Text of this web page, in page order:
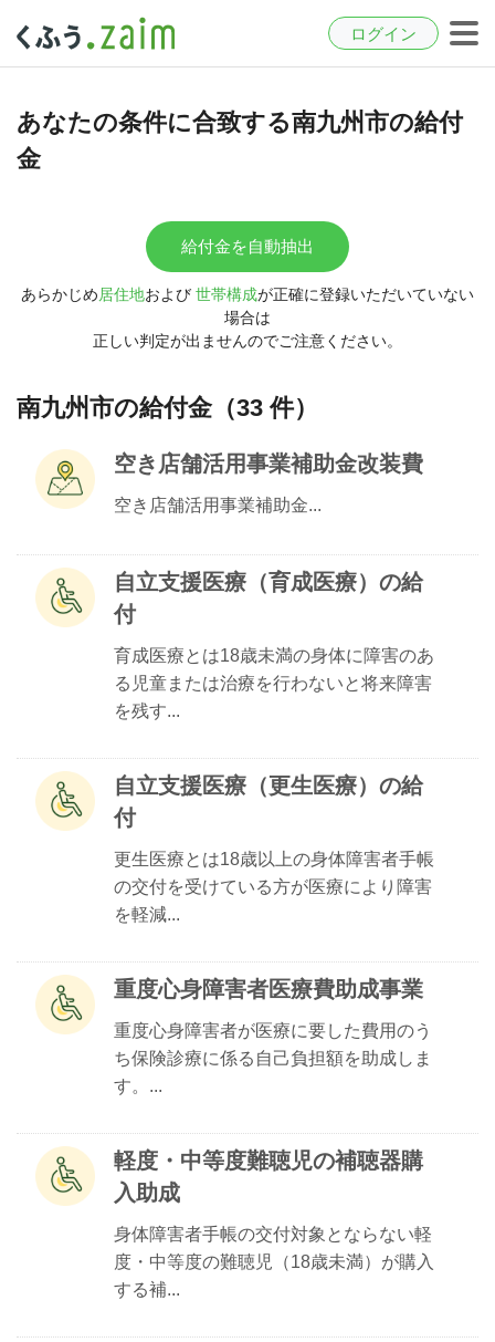
ログイン
あなたの条件に合致する南九州市の給付
金
給付金を自動抽出
あらかじめ居住地および 世帯構成が正確に登録いただいていない
場合は
正しい判定が出ませんのでご注意ください。
南九州市の給付金（33 件）
空き店舗活用事業補助金改装費
空き店舗活用事業補助金...
自立支援医療（育成医療）の給
付
育成医療とは18歳未満の身体に障害のあ
る児童または治療を行わないと将来障害
を残す...
自立支援医療（更生医療）の給
付
更生医療とは18歳以上の身体障害者手帳
の交付を受けている方が医療により障害
を軽減...
重度心身障害者医療費助成事業
重度心身障害者が医療に要した費用のう
ち保険診療に係る自己負担額を助成しま
す。...
軽度・中等度難聴児の補聴器購
入助成
身体障害者手帳の交付対象とならない軽
度・中等度の難聴児（18歳未満）が購入
する補...